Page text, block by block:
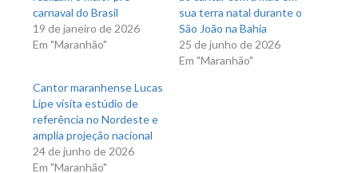
carnaval do Brasil
19 de janeiro de 2026
Em "Maranhão"
sua terra natal durante o
São João na Bahia
25 de junho de 2026
Em "Maranhão"
Cantor maranhense Lucas
Lipe visita estúdio de
referência no Nordeste e
amplia projeção nacional
24 de junho de 2026
Em "Maranhão"